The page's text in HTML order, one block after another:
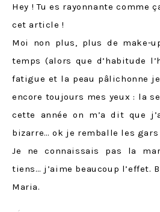
Hey ! Tu es rayonnante comme
cet article !
Moi non plus, plus de make-
temps (alors que d’habitude
fatigue et la peau pâlichonne
encore toujours mes yeux : la
cette année on m’a dit que
bizarre… ok je remballe les gars
Je ne connaissais pas la
tiens… j’aime beaucoup l’effet.
Maria.